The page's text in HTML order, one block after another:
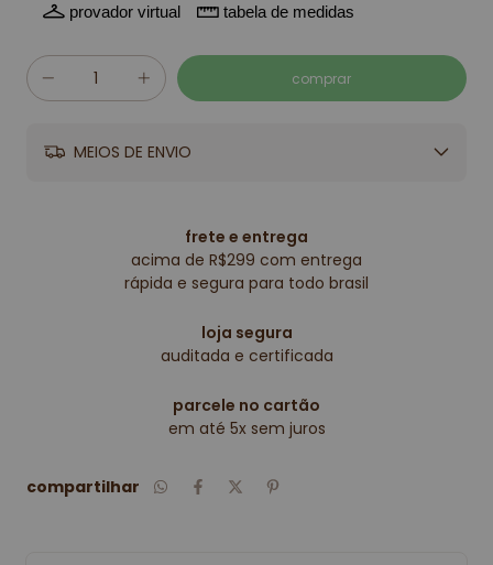
provador virtual tabela de medidas
MEIOS DE ENVIO
frete e entrega
acima de R$299 com entrega
rápida e segura para todo brasil
loja segura
auditada e certificada
parcele no cartão
em até 5x sem juros
compartilhar